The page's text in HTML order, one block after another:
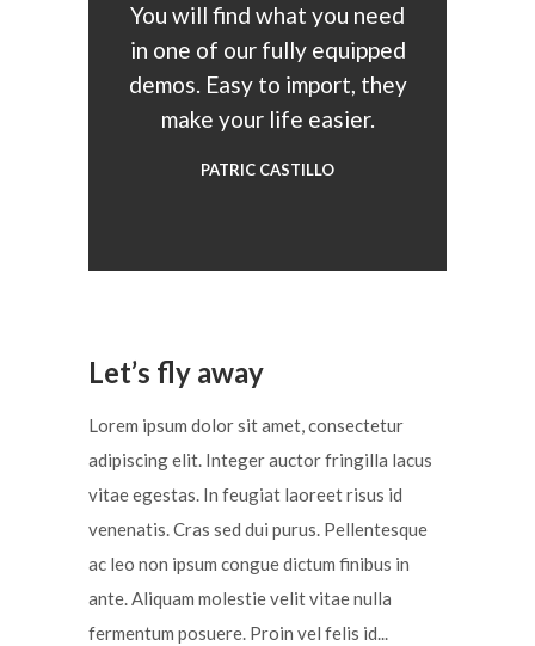
You will find what you need
in one of our fully equipped
demos. Easy to import, they
make your life easier.
PATRIC CASTILLO
Let’s fly away
Lorem ipsum dolor sit amet, consectetur
adipiscing elit. Integer auctor fringilla lacus
vitae egestas. In feugiat laoreet risus id
venenatis. Cras sed dui purus. Pellentesque
ac leo non ipsum congue dictum finibus in
ante. Aliquam molestie velit vitae nulla
fermentum posuere. Proin vel felis id...